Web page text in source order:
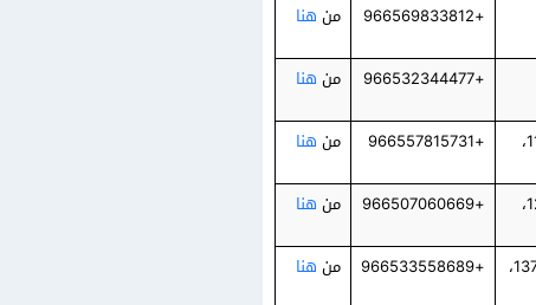
+966569833812 من هنا
+966532344477 من هنا
شارع الطائف، مخرج ٣٤، شارع الطائف، مقابل مطاعم روعة الجود، الرياض 11561، +966557815731 من هنا
7287 شارع الأمير سلطان بن سلمان بن عبدالعزيز، الورود، 2974، الرياض 12253، +966507060669 من هنا
الرياض حي ظهرة لبن شارع عسير، مقابل اسواق الحربي المركزية، الرياض 13782، +966533558689 من هنا